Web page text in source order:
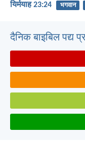
यिर्मयाह 23:24 भगवान
दैनिक बाइबिल पद्य